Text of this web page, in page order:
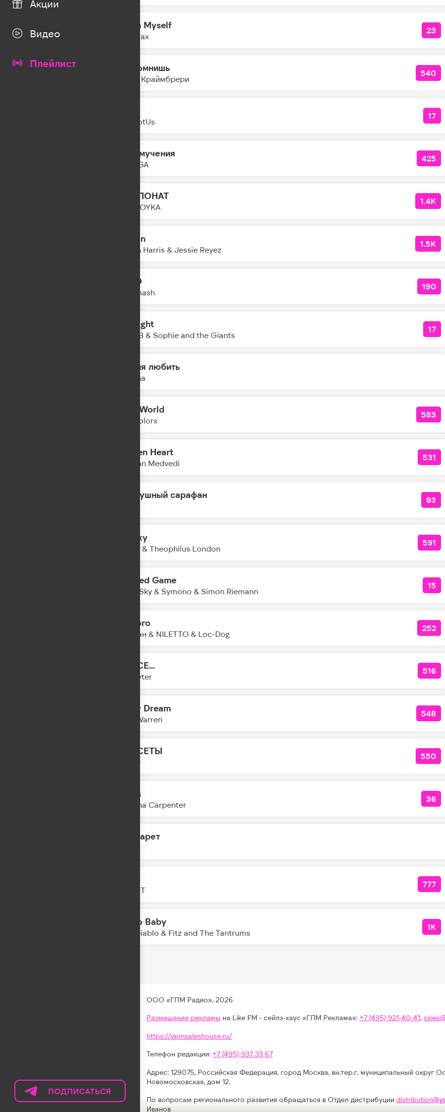
Акции
Видео
Плейлист
ПОДПИСАТЬСЯ
НА
13:29 Lovin Myself
Ava Max
23
Ты помнишь
Мари Краймбрери
540
YouNotUs
17
Мои мучения
NEMIGA
425
ЭКСПОНАТ
MIA BOYKA
1.4K
Ocean
Calvin Harris & Jessie Reyez
1.5K
АРГО
DJ Smash
190
All Night
R3HAB & Sophie and the Giants
17
Время любить
Nyusha
Mad World
Twocolors
583
Broken Heart
Bogdan Medvedi
531
Воздушный сарафан 93
Galaxy
Kungs & Theophilus London
591
Wicked Game
Cozy Sky & Symono & Simon Riemann
15
Дорого
Джиган & NILETTO & Loc-Dog
252
DANCE...
Slayyyter
516
Fever Dream
Alex Warren
548
КАССЕТЫ
LYRIQ
550
Tears
Sabrina Carpenter
36
Маргарет
ZIVERT
777
Radio Baby
Don Diablo & Fitz and The Tantrums
1K
ООО «ГПМ Радио», 2026
Размещение рекламы на Like FM - сейлз-хаус «ГПМ Реклама»:+7 (495) 921-40-41,
https://gpmsaleshouse.ru/
Телефон редакции:+7 (495) 937 33 67
Адрес: 129075, Российская Федерация, город Москва, вн.тер.г. муниципальный округ
Новомосковская, дом 12.
По вопросам регионального развития обращаться в Отдел дистрибуции
Иванов